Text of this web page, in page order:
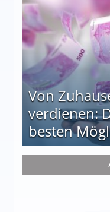
Von
verdienen:
besten
die 15 besten